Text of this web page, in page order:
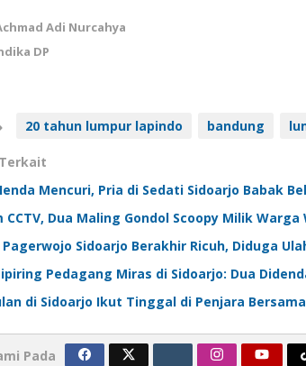
Adi Nurcahya
DP
20 tahun lumpur lapindo bandung
Mencuri, Pria di Sedati Sidoarjo Babak
CCTV, Dua Maling Gondol Scoopy Milik Warga
Sidoarjo Berakhir Ricuh, Diduga
Pedagang Miras di Sidoarjo: Dua
di Sidoarjo Ikut Tinggal di Penjara
Pada